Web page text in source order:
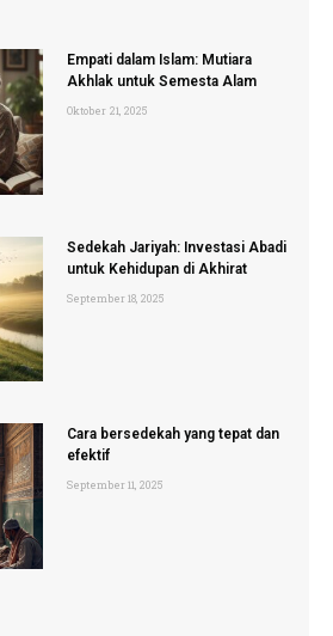
Empati dalam Islam: Mutiara
Akhlak untuk Semesta Alam
Oktober 21, 2025
Sedekah Jariyah: Investasi Abadi
untuk Kehidupan di Akhirat
September 18, 2025
Cara bersedekah yang tepat dan
efektif
September 11, 2025